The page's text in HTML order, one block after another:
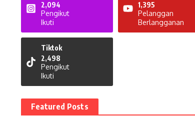
2,094
Pengikut
Ikuti
1,395
Pelanggan
Berlangganan
Tiktok
2,498
Pengikut
Ikuti
Featured Posts